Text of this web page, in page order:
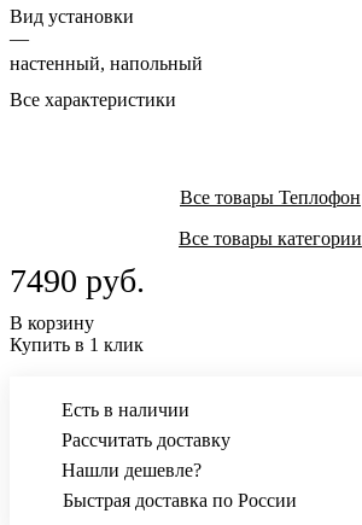
Вид установки
—
настенный, напольный
Все характеристики
Все товары Теплофон
Все товары категории
7490 руб.
В корзину
Купить в 1 клик
Есть в наличии
Рассчитать доставку
Нашли дешевле?
Быстрая доставка по России